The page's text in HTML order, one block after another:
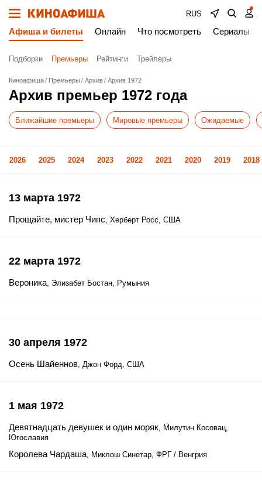
RUS
Афиша и билеты Онлайн Что посмотреть Сериалы
Подборки Премьеры Рейтинги Трейлеры
Киноафиша Премьеры Архив Архив 1972
Архив премьер 1972 года
Ближайшие премьеры Мировые премьеры Ожидаемые
2026 2025 2024 2023 2022 2021 2020 2019 2018
13 марта 1972
Прощайте, мистер Чипс, Херберт Росс, США
22 марта 1972
Вероника, Элизабет Бостан, Румыния
30 апреля 1972
Осень Шайеннов, Джон Форд, США
1 мая 1972
Девятнадцать девушек и один моряк, Милутин Косовац,
Югославия
Королева Чардаша, Миклош Синетар, ФРГ / Венгрия